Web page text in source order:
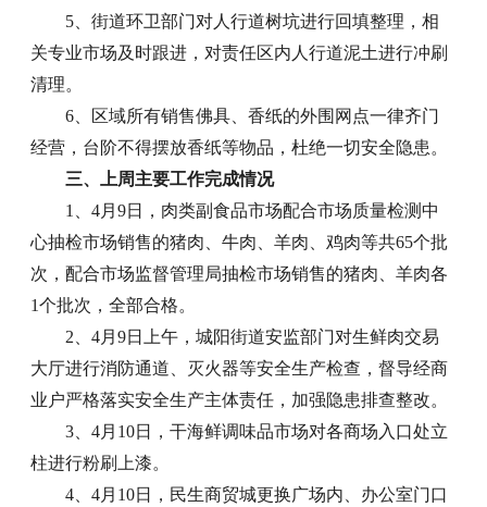
5、街道环卫部门对人行道树坑进行回填整理，相
关专业市场及时跟进，对责任区内人行道泥土进行冲刷
清理。
6、区域所有销售佛具、香纸的外围网点一律齐门
经营，台阶不得摆放香纸等物品，杜绝一切安全隐患。
三、上周主要工作完成情况
1、4月9日，肉类副食品市场配合市场质量检测中
心抽检市场销售的猪肉、牛肉、羊肉、鸡肉等共65个批
次，配合市场监督管理局抽检市场销售的猪肉、羊肉各
1个批次，全部合格。
2、4月9日上午，城阳街道安监部门对生鲜肉交易
大厅进行消防通道、灭火器等安全生产检查，督导经商
业户严格落实安全生产主体责任，加强隐患排查整改。
3、4月10日，干海鲜调味品市场对各商场入口处立
柱进行粉刷上漆。
4、4月10日，民生商贸城更换广场内、办公室门口